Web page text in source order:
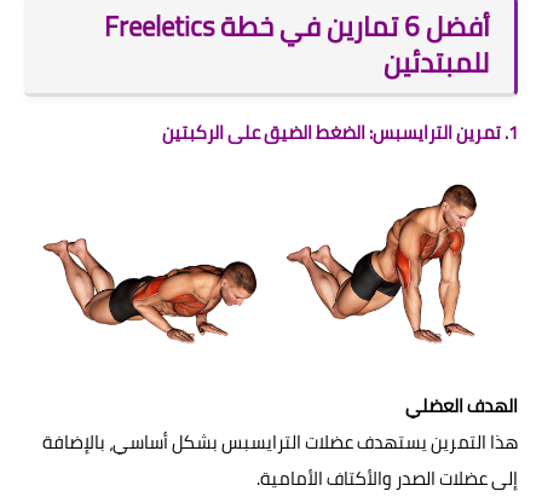
أفضل 6 تمارين في خطة Freeletics
للمبتدئين
1. تمرين الترايسبس: الضغط الضيق على الركبتين
الهدف العضلي
هذا التمرين يستهدف عضلات الترايسبس بشكل أساسي، بالإضافة
إلى عضلات الصدر والأكتاف الأمامية.